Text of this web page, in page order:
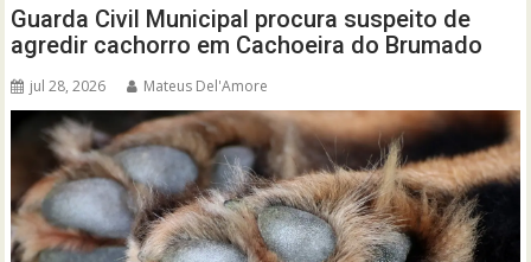
Guarda Civil Municipal procura suspeito de
agredir cachorro em Cachoeira do Brumado
jul 28, 2026 Mateus Del'Amore